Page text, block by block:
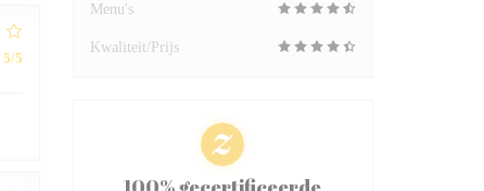
5/5
Menu's
Kwaliteit/Prijs